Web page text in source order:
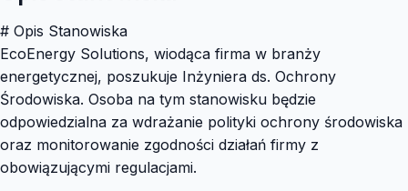
# Opis Stanowiska
EcoEnergy Solutions, wiodąca firma w branży
energetycznej, poszukuje Inżyniera ds. Ochrony
Środowiska. Osoba na tym stanowisku będzie
odpowiedzialna za wdrażanie polityki ochrony środowiska
oraz monitorowanie zgodności działań firmy z
obowiązującymi regulacjami.